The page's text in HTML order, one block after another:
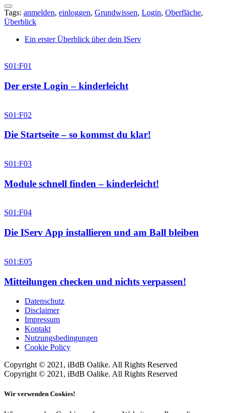
Tags: anmelden, einloggen, Grundwissen, Login, Oberfläche,
Überblick
Ein erster Überblick über dein IServ
S01:F01
Der erste Login – kinderleicht
S01:F02
Die Startseite – so kommst du klar!
S01:F03
Module schnell finden – kinderleicht!
S01:F04
Die IServ App installieren und am Ball bleiben
S01:E05
Mitteilungen checken und nichts verpassen!
Datenschutz
Disclaimer
Impressum
Kontakt
Nutzungsbedingungen
Cookie Policy
Copyright © 2021, iBdB Oalike. All Rights Reserved
Copyright © 2021, iBdB Oalike. All Rights Reserved
Wir verwenden Cookies!